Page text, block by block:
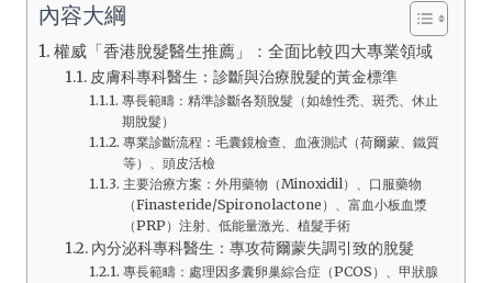
內容大綱
權威「香港脫髮醫生推薦」：全面比較四大專業領域
皮膚科專科醫生：診斷與治療脫髮的黃金標準
專長範疇：精準診斷各類脫髮（如雄性禿、斑禿、休止
期脫髮）
專業診斷流程：毛囊鏡檢查、血液測試（荷爾蒙、鐵質
等）、頭皮活檢
主要治療方案：外用藥物（Minoxidil）、口服藥物
（Finasteride/Spironolactone）、富血小板血漿
（PRP）注射、低能量激光、植髮手術
內分泌科專科醫生：專攻荷爾蒙失調引致的脫髮
專長範疇：處理因多囊卵巢綜合症（PCOS）、甲狀腺